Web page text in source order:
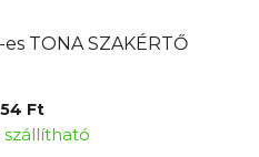
TONA SZAKÉRTŐ
Ft